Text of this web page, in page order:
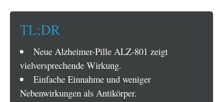
TL;DR
Neue Alzheimer-Pille ALZ-801 zeigt
vielversprechende Wirkung.
Einfache Einnahme und weniger
Nebenwirkungen als Antikörper.